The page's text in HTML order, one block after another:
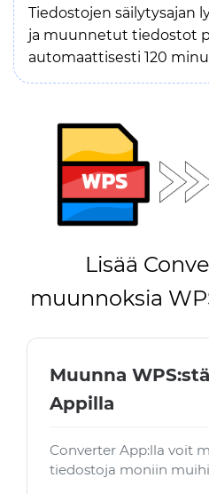
Tiedostojen säilytysajan
ja muunnetut tiedostot
automaattisesti 120
Lisää
muunnoksia
Muunna
Appilla
Converter App:lla voit
tiedostoja moniin